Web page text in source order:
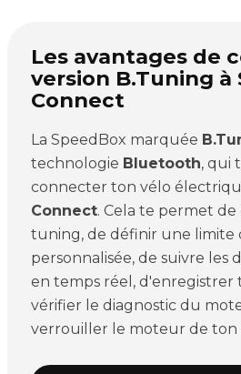
Les avantages de
version B.Tuning à
Connect
La SpeedBox marquée
technologie Bluetooth, qui
connecter ton vélo
Connect. Cela te permet
tuning, de définir une limite
personnalisée, de suivre les
en temps réel, d'enregistrer
vérifier le diagnostic du
verrouiller le moteur de ton